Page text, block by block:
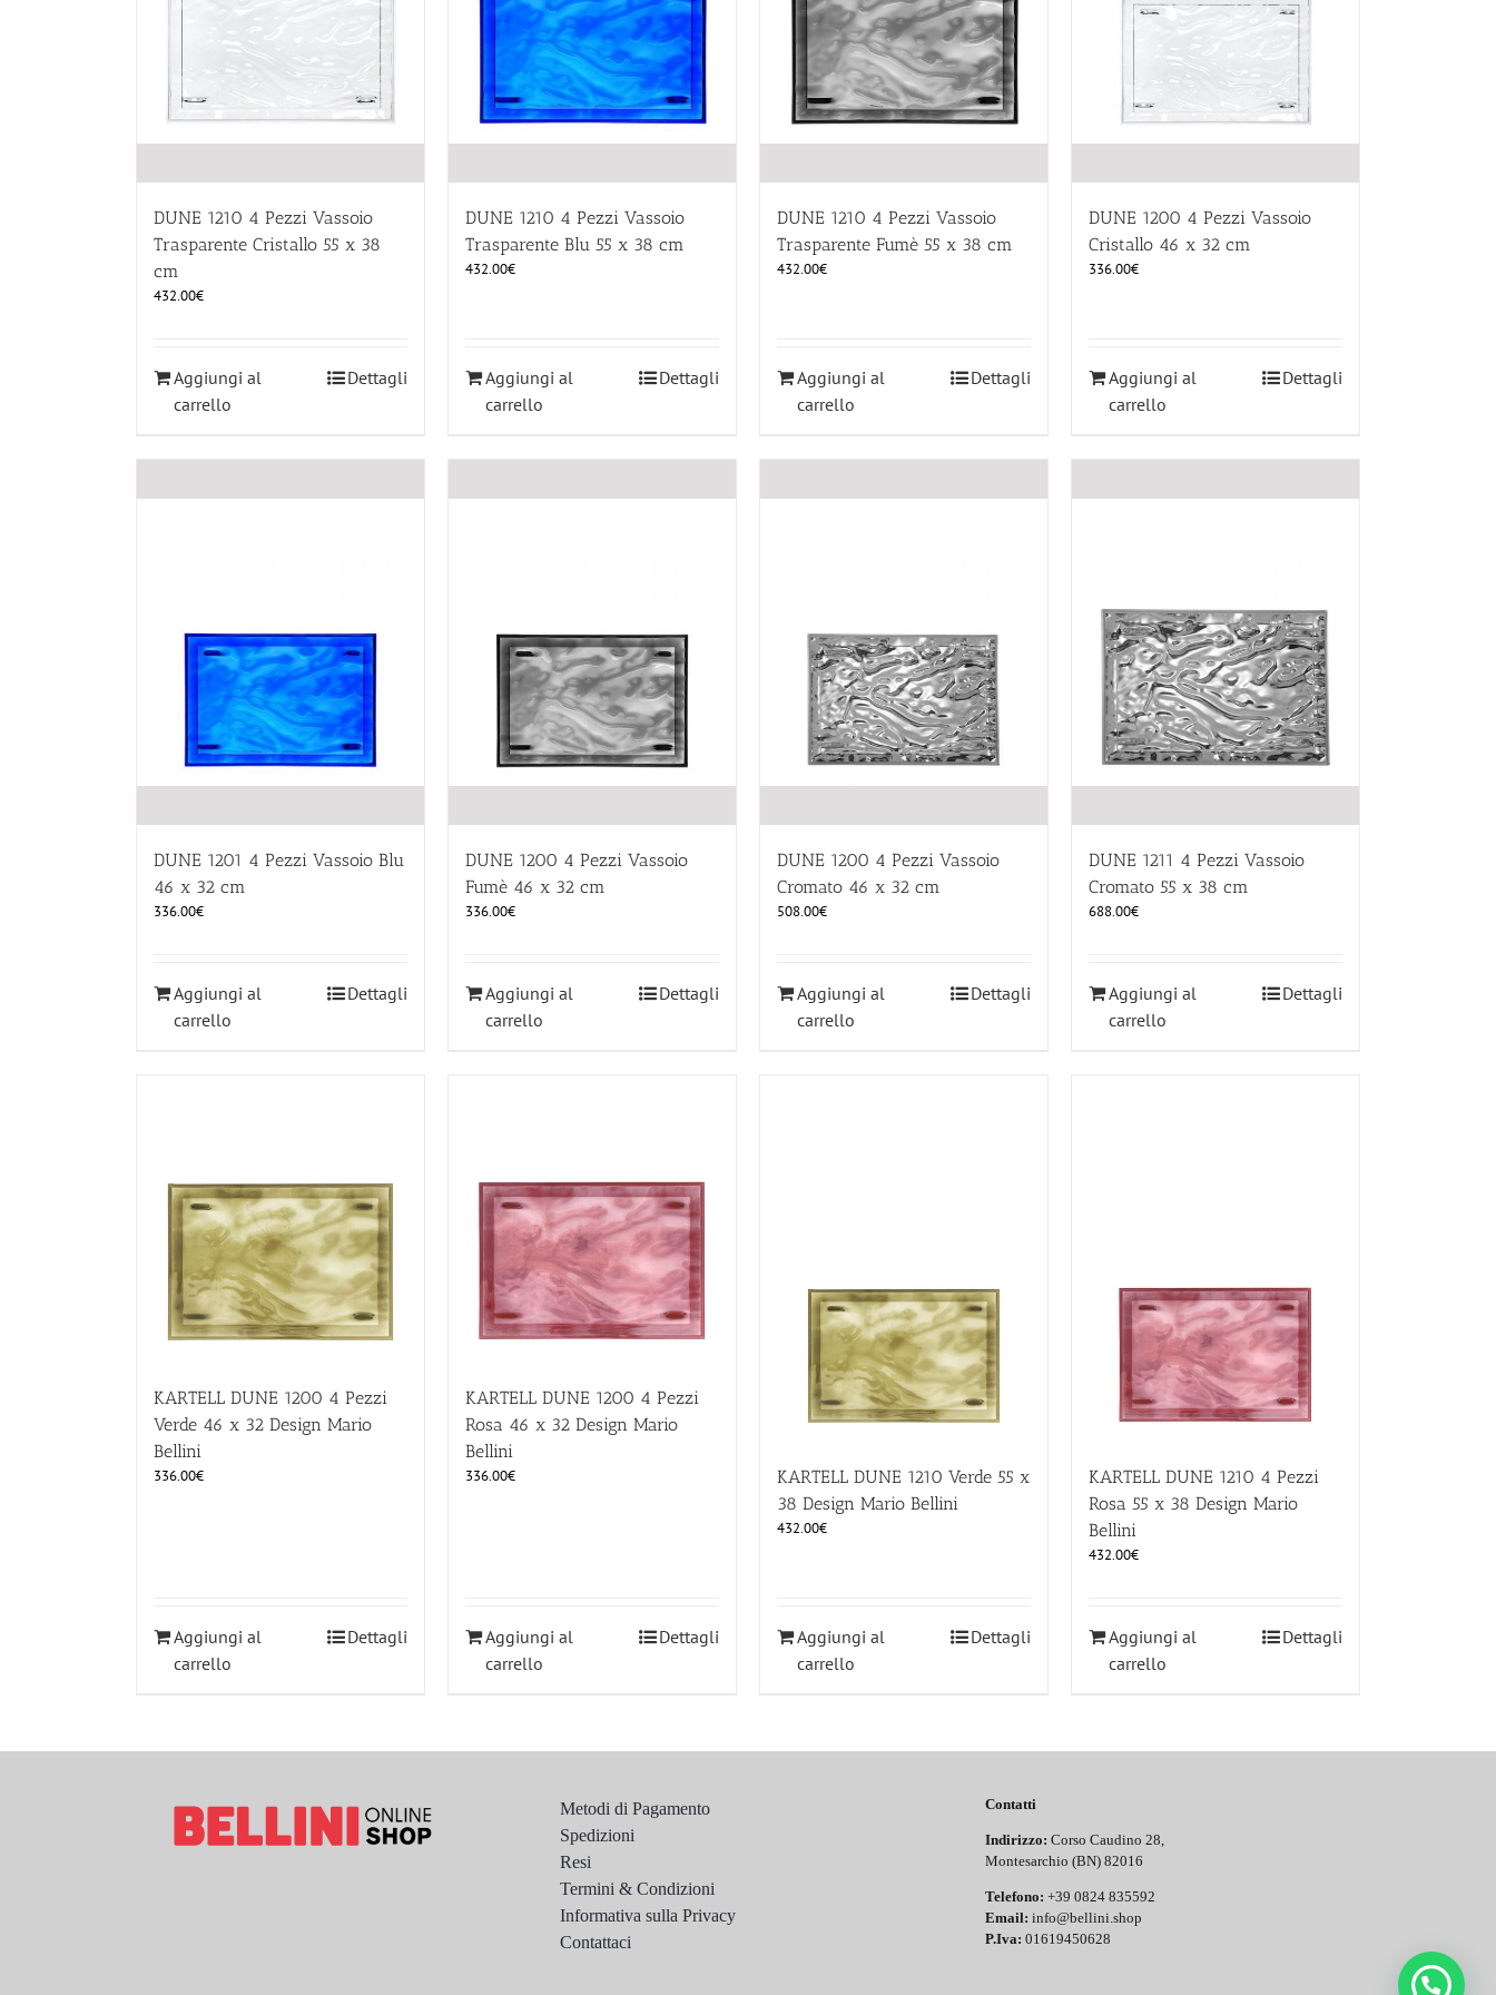
DUNE 1210 4 Pezzi Vassoio
Trasparente Cristallo 55 x 38
cm
432.00€
Aggiungi al
carrello
Dettagli
DUNE 1210 4 Pezzi Vassoio
Trasparente Blu 55 x 38 cm
432.00€
Aggiungi al
carrello
Dettagli
DUNE 1210 4 Pezzi Vassoio
Trasparente Fumè 55 x 38 cm
432.00€
Aggiungi al
carrello
Dettagli
DUNE 1200 4 Pezzi Vassoio
Cristallo 46 x 32 cm
336.00€
Aggiungi al
carrello
Dettagli
DUNE 1201 4 Pezzi Vassoio Blu
46 x 32 cm
336.00€
Aggiungi al
carrello
Dettagli
DUNE 1200 4 Pezzi Vassoio
Fumè 46 x 32 cm
336.00€
Aggiungi al
carrello
Dettagli
DUNE 1200 4 Pezzi Vassoio
Cromato 46 x 32 cm
508.00€
Aggiungi al
carrello
Dettagli
DUNE 1211 4 Pezzi Vassoio
Cromato 55 x 38 cm
688.00€
Aggiungi al
carrello
Dettagli
KARTELL DUNE 1200 4 Pezzi
Verde 46 x 32 Design Mario
Bellini
336.00€
Aggiungi al
carrello
Dettagli
KARTELL DUNE 1200 4 Pezzi
Rosa 46 x 32 Design Mario
Bellini
336.00€
Aggiungi al
carrello
Dettagli
KARTELL DUNE 1210 Verde 55 x
38 Design Mario Bellini
432.00€
Aggiungi al
carrello
Dettagli
KARTELL DUNE 1210 4 Pezzi
Rosa 55 x 38 Design Mario
Bellini
432.00€
Aggiungi al
carrello
Dettagli
Metodi di Pagamento
Spedizioni
Resi
Termini & Condizioni
Informativa sulla Privacy
Contattaci
Contatti
Indirizzo: Corso Caudino 28,
Montesarchio (BN) 82016
Telefono: +39 0824 835592
Email: info@bellini.shop
P.Iva: 01619450628